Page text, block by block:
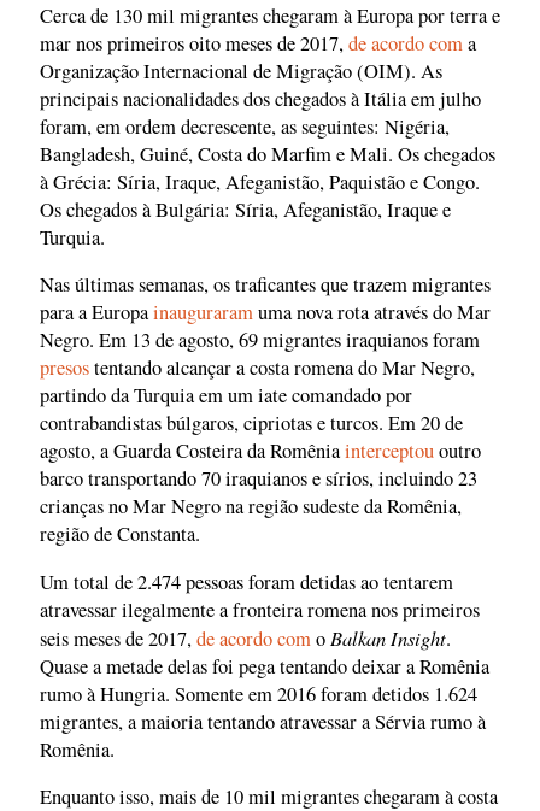
Cerca de 130 mil migrantes chegaram à Europa por terra e
mar nos primeiros oito meses de 2017,de acordo coma
Organização Internacional de Migração (OIM). As
principais nacionalidades dos chegados à Itália em julho
foram, em ordem decrescente, as seguintes: Nigéria,
Bangladesh, Guiné, Costa do Marfim e Mali. Os chegados
à Grécia: Síria, Iraque, Afeganistão, Paquistão e Congo.
Os chegados à Bulgária: Síria, Afeganistão, Iraque e
Turquia.
Nas últimas semanas, os traficantes que trazem migrantes
para a Europainauguraramuma nova rota através do Mar
Negro. Em 13 de agosto, 69 migrantes iraquianos foram
presostentando alcançar a costa romena do Mar Negro,
partindo da Turquia em um iate comandado por
contrabandistas búlgaros, cipriotas e turcos. Em 20 de
agosto, a Guarda Costeira da Romêniainterceptououtro
barco transportando 70 iraquianos e sírios, incluindo 23
crianças no Mar Negro na região sudeste da Romênia,
região de Constanta.
Um total de 2.474 pessoas foram detidas ao tentarem
atravessar ilegalmente a fronteira romena nos primeiros
seis meses de 2017,de acordo como Balkan Insight.
Quase a metade delas foi pega tentando deixar a Romênia
rumo à Hungria. Somente em 2016 foram detidos 1.624
migrantes, a maioria tentando atravessar a Sérvia rumo à
Romênia.
Enquanto isso, mais de 10 mil migrantes chegaram à costa